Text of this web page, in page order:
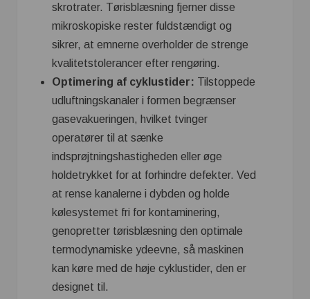
skrotrater. Tørisblæsning fjerner disse
mikroskopiske rester fuldstændigt og
sikrer, at emnerne overholder de strenge
kvalitetstolerancer efter rengøring.
Optimering af cyklustider: Tilstoppede
udluftningskanaler i formen begrænser
gasevakueringen, hvilket tvinger
operatører til at sænke
indsprøjtningshastigheden eller øge
holdetrykket for at forhindre defekter. Ved
at rense kanalerne i dybden og holde
kølesystemet fri for kontaminering,
genopretter tørisblæsning den optimale
termodynamiske ydeevne, så maskinen
kan køre med de høje cyklustider, den er
designet til.